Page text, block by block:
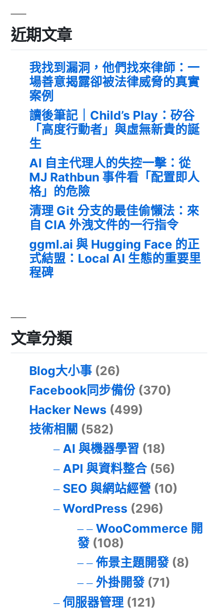
近期文章
我找到漏洞，他們找來律師：一
場善意揭露卻被法律威脅的真實
案例
讀後筆記｜Child’s Play：矽谷
「高度行動者」與虛無新貴的誕
生
AI 自主代理人的失控一擊：從
MJ Rathbun 事件看「配置即人
格」的危險
清理 Git 分支的最佳偷懶法：來
自 CIA 外洩文件的一行指令
ggml.ai 與 Hugging Face 的正
式結盟：Local AI 生態的重要里
程碑
文章分類
Blog大小事 (26)
Facebook同步備份 (370)
Hacker News (499)
技術相關 (582)
AI 與機器學習 (18)
API 與資料整合(56)
SEO 與網站經營 (10)
WordPress (296)
WooCommerce 開
發(108)
佈景主題開發(8)
外掛開發(71)
伺服器管理(121)